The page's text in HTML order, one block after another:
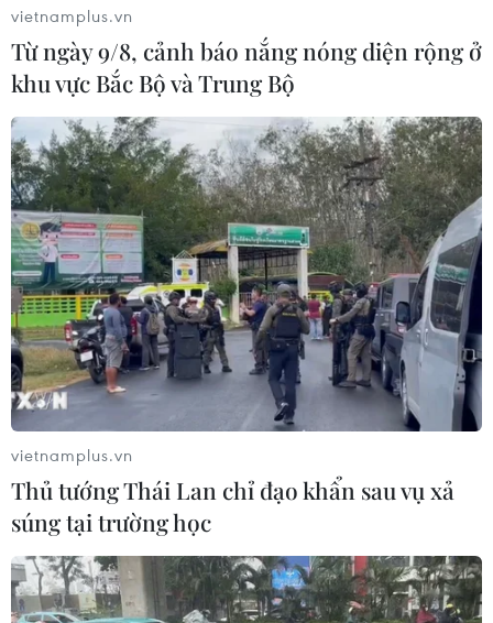
vietnamplus.vn
Từ ngày 9/8, cảnh báo nắng nóng diện rộng ở
khu vực Bắc Bộ và Trung Bộ
vietnamplus.vn
Thủ tướng Thái Lan chỉ đạo khẩn sau vụ xả
súng tại trường học